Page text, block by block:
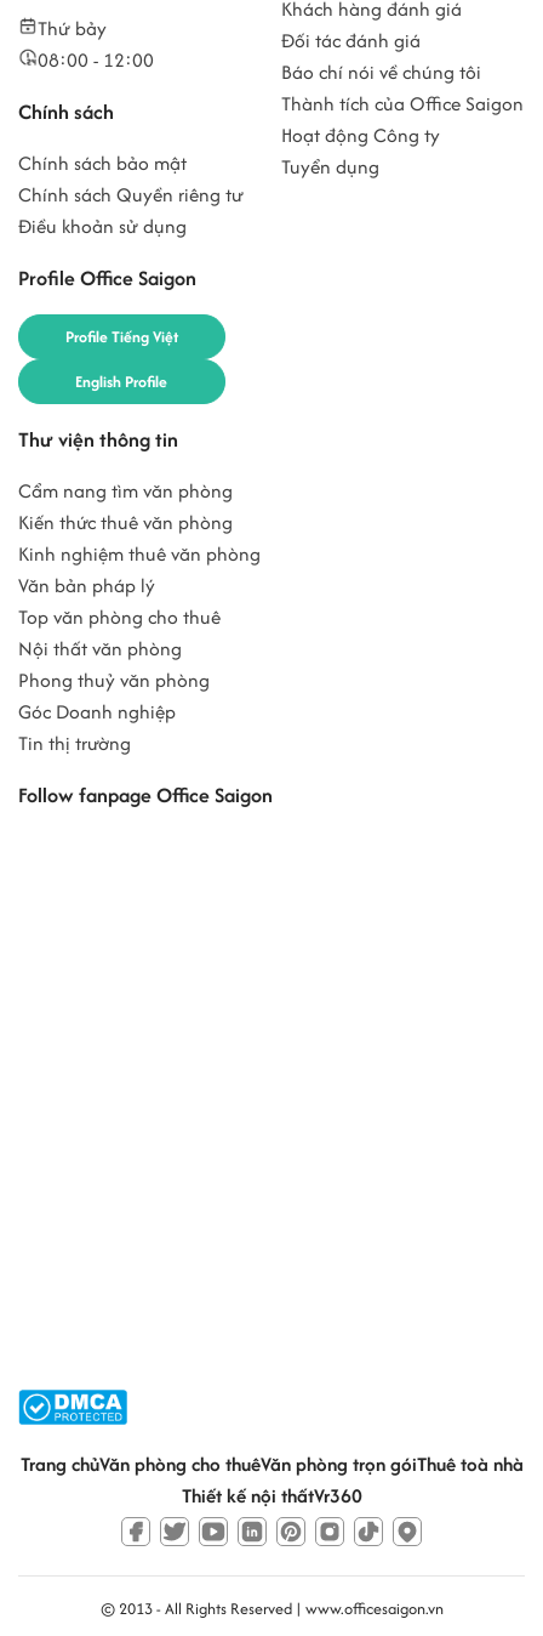
Thứ bảy
08:00 - 12:00
Chính sách
Chính sách bảo mật
Chính sách Quyền riêng tư
Điều khoản sử dụng
Profile Office Saigon
Profile Tiếng Việt
English Profile
Khách hàng đánh giá
Đối tác đánh giá
Báo chí nói về chúng tôi
Thành tích của Office Saigon
Hoạt động Công ty
Tuyển dụng
Thư viện thông tin
Cẩm nang tìm văn phòng
Kiến thức thuê văn phòng
Kinh nghiệm thuê văn phòng
Văn bản pháp lý
Top văn phòng cho thuê
Nội thất văn phòng
Phong thuỷ văn phòng
Góc Doanh nghiệp
Tin thị trường
Follow fanpage Office Saigon
Trang chủVăn phòng cho thuêVăn phòng trọn góiThuê toà nhà
Thiết kế nội thấtVr360
© 2013 - All Rights Reserved | www.officesaigon.vn